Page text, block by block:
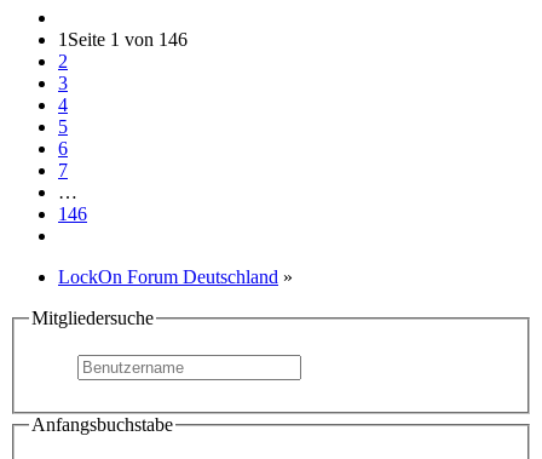
1 Seite 1 von 146
2
3
4
5
6
7
…
146
LockOn Forum Deutschland »
Mitgliedersuche
Anfangsbuchstabe